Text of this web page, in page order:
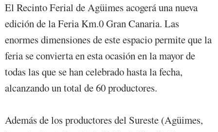
El Recinto Ferial de Agüimes acogerá una nueva
edición de la Feria Km.0 Gran Canaria. Las
enormes dimensiones de este espacio permite que la
feria se convierta en esta ocasión en la mayor de
todas las que se han celebrado hasta la fecha,
alcanzando un total de 60 productores.
Además de los productores del Sureste (Agüimes,